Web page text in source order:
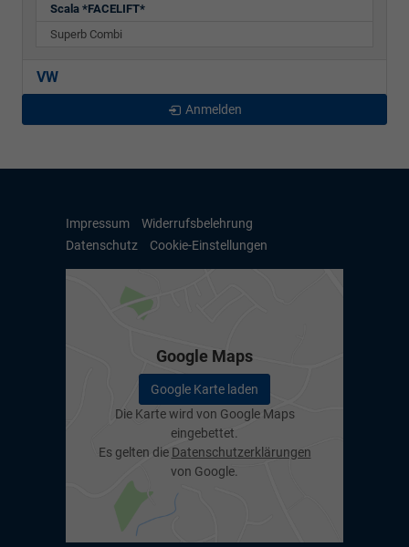
Scala *FACELIFT*
Superb Combi
VW
Anmelden
Impressum
Widerrufsbelehrung
Datenschutz
Cookie-Einstellungen
Google Maps
Google Karte laden
Die Karte wird von Google Maps
eingebettet.
Es gelten die Datenschutzerklärungen
von Google.